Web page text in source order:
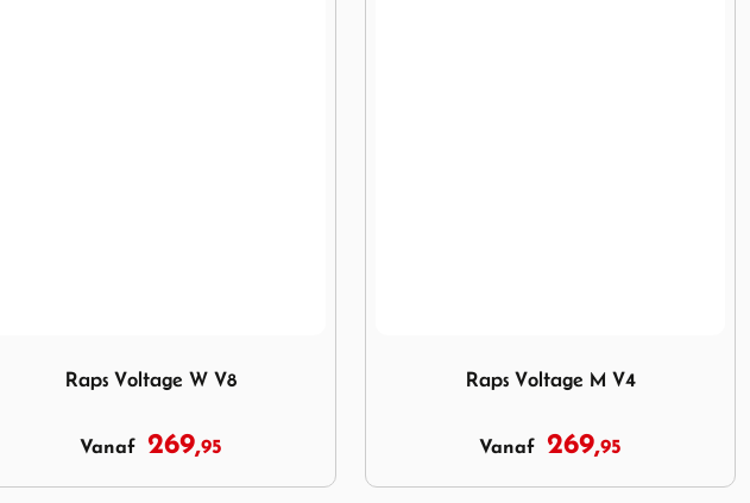
Raps Voltage W V8
Vanaf 269,95
Raps Voltage M V4
Vanaf 269,95